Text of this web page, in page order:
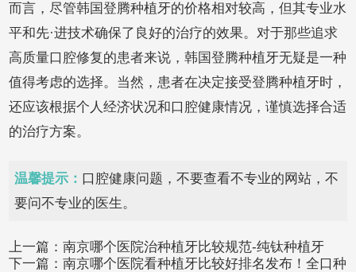
而言，尽管韩国登腾种植牙的价格相对较高，但其专业水
平和先·进技术确保了良好的治疗的效果。对于那些追求
高质量口腔修复的患者来说，韩国登腾种植牙无疑是一种
值得考虑的选择。当然，患者在决定接受登腾种植牙时，
还应该根据个人经济状况和口腔健康情况，谨慎选择合适
的治疗方案。
温馨提示： 口腔健康问题，不要查看不专业的网站，不
要问不专业的医生。
上一篇：南京哪个医院治种植牙比较规范-纯钛种植牙
下一篇：南京哪个医院看种植牙比较好排名发布！全口种